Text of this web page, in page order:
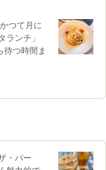
つて月に
ンチ」
待つ時間ま
・パー